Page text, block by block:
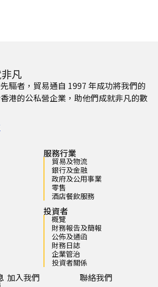
凡
驅者，貿易通自 1997 年成功將我們的
港的公私營企業，助他們成就非凡的數
服務行業
貿易及物流
銀行及金融
政府及公用事業
零售
酒店餐飲服務
投資者
概覽
財務報告及簡報
公佈及通函
財務日誌
企業管治
投資者關係
加入我們 聯絡我們